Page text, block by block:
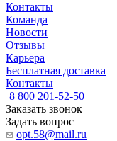
Контакты
Команда
Новости
Отзывы
Карьера
Бесплатная доставка
Контакты
8 800 201-52-50
Заказать звонок
Задать вопрос
opt.58@mail.ru